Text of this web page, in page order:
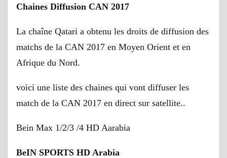
Chaines Diffusion CAN 2017
La chaîne Qatari a obtenu les droits de diffusion des
matchs de la CAN 2017 en Moyen Orient et en
Afrique du Nord.
voici une liste des chaines qui vont diffuser les
match de la CAN 2017 en direct sur satellite..
Bein Max 1/2/3 /4 HD Aarabia
BeIN SPORTS HD Arabia